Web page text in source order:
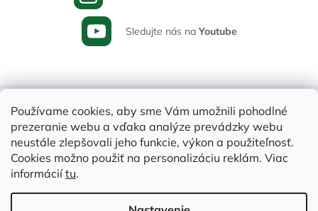
Používame cookies, aby sme Vám umožnili pohodlné
prezeranie webu a vďaka analýze prevádzky webu
neustále zlepšovali jeho funkcie, výkon a použiteľnosť.
Cookies možno použiť na personalizáciu reklám. Viac
informáciítu.
Sledujte nás na Youtube